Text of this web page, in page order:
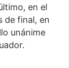
en el
de final, en
unánime